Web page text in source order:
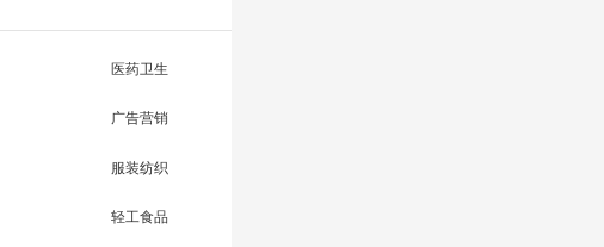
医药卫生
广告营销
服装纺织
轻工食品